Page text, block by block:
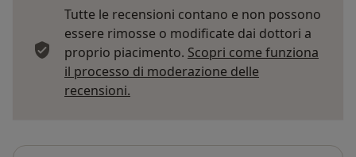
Tutte le recensioni contano e non possono
essere rimosse o modificate dai dottori a
proprio piacimento. Scopri come funziona
il processo di moderazione delle
recensioni.